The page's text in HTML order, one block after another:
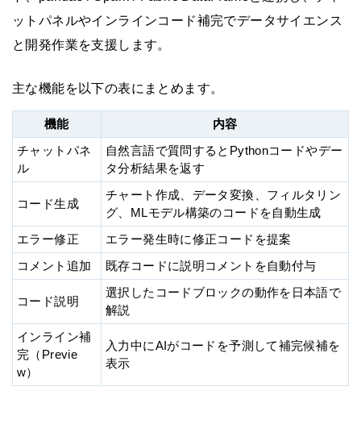
ットパネルやインラインコード補完でデータサイエンス
と開発作業を支援します。
主な機能を以下の表にまとめます。
機能
内容
チャットパネ
ル
自然言語で質問するとPythonコードやデー
タ分析結果を返す
コード生成
チャート作成、データ変換、フィルタリン
グ、MLモデル構築のコードを自動生成
エラー修正
エラー発生時に修正コードを提案
コメント追加
既存コードに説明コメントを自動付与
コード説明
選択したコードブロックの動作を日本語で
解説
インライン補
完（Previe
w）
入力中にAIがコードを予測して補完候補を
表示